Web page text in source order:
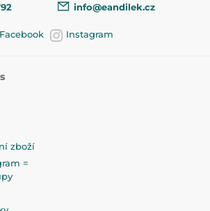
info@eandilek.cz
Facebook Instagram
zboží
=